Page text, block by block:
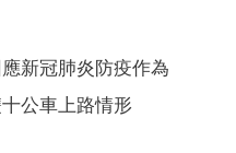
新冠肺炎防疫作為
公車上路情形